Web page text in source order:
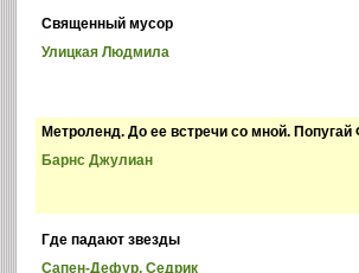
Священный мусор
Улицкая Людмила
Метроленд. До ее встречи со мной. Попугай
Барнс Джулиан
Где падают звезды
Сапен-Дефур, Седрик